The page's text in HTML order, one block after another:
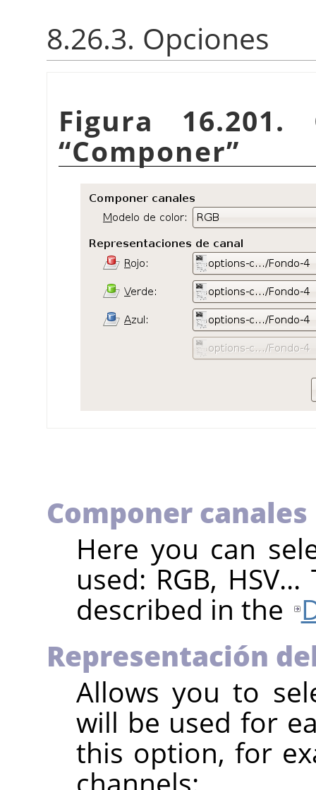
8.26.3. Opciones
Figura
“Componer”
Componer canales
Here you can
used: RGB,
described in the
Representación
Allows you to
will be used for
this option, for